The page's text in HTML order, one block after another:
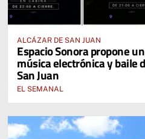
ALCÁZAR DE SAN JUAN
Espacio Sonora propone
música electrónica y baile
San Juan
EL SEMANAL